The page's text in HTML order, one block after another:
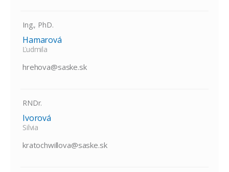
Ing., PhD.
Hamarová
Ľudmila
hrehova@saske.sk
RNDr.
Ivorová
Silvia
kratochwillova@saske.sk